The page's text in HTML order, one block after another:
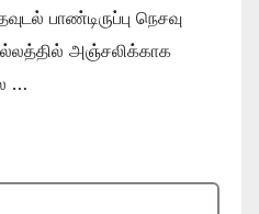
பாண்டிருப்பு நெசவு
அஞ்சலிக்காக
…